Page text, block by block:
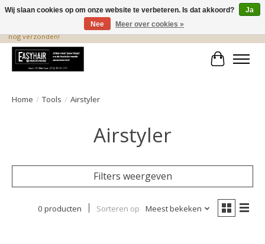
De beste produkten staan hier! Voor 15.00 uur besteld, wordt dezelfde dag
nog verzonden!
Home / Tools / Airstyler
Airstyler
Filters weergeven
0 producten Sorteren op Meest bekeken
Wij slaan cookies op om onze website te verbeteren. Is dat akkoord?
Ja
Nee
Meer over cookies »